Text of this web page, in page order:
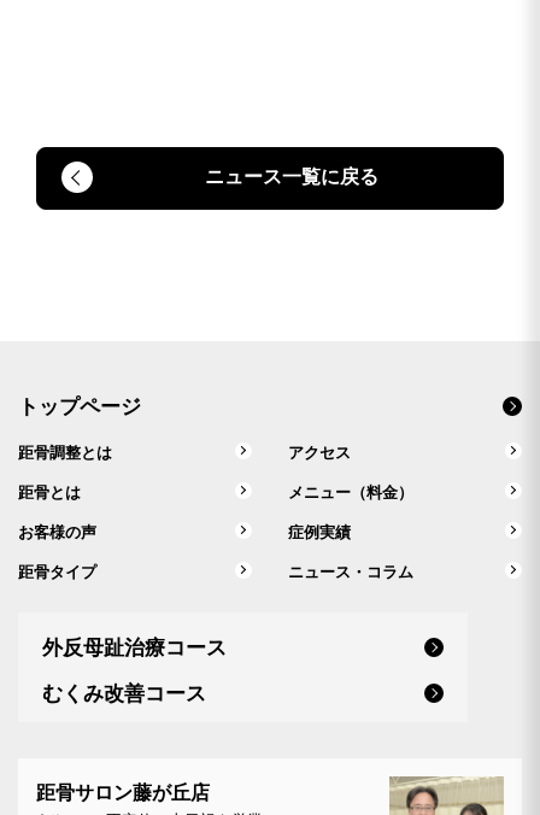
ニュース一覧に戻る
トップページ
距骨調整とは アクセス
距骨とは メニュー（料金）
お客様の声 症例実績
距骨タイプ ニュース・コラム
外反母趾治療コース
むくみ改善コース
距骨サロン藤が丘店